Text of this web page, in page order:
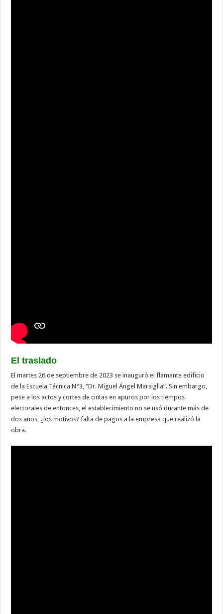
El traslado
El martes 26 de septiembre de 2023 se inauguró el flamante edificio
de la Escuela Técnica N°3, “Dr. Miguel Ángel Marsiglia”. Sin embargo,
pese a los actos y cortes de cintas en apuros por los tiempos
electorales de entonces, el establecimiento no se usó durante más de
dos años, ¿los motivos? falta de pagos a la empresa que realizó la
obra.